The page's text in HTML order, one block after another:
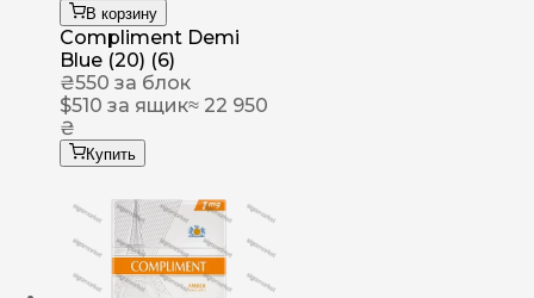
В корзину
Compliment Demi
Blue (20) (6)
₴550 за блок
$510 за ящик≈ 22 950
₴
Купить